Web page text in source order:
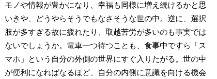
モノや情報が豊かになり、幸福も同様に増え続けるかと思
いきや、どうやらそうでもなさそうな世の中。逆に、選択
肢が多すぎる故に疲れたり、取越苦労が多いのも事実では
ないでしょうか。電車一つ待つことも、食事中ですら「ス
マホ」という自分の外側の世界にすぐ入りたがる。世の中
が便利になればなるほど、自分の内側に意識を向ける機会